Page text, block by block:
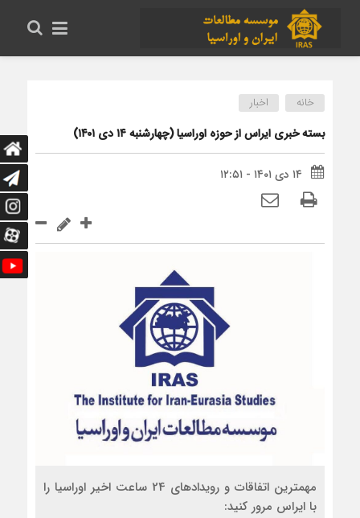
خانه اخبار
بسته خبری ایراس از حوزه اوراسیا (چهارشنبه ۱۴ دی ۱۴۰۱)
۱۴ دی ۱۴۰۱ - ۱۲:۵۱
مهمترین اتفاقات و رویدادهای 24 ساعت اخیر اوراسیا را
با ایراس مرور کنید: